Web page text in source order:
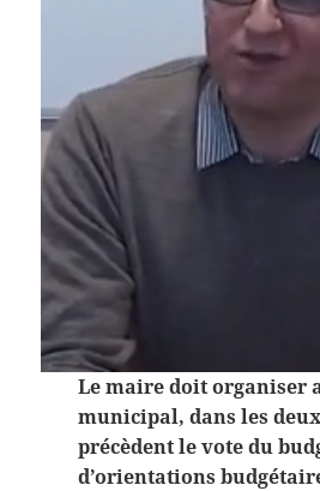
Le maire doit organiser
municipal, dans les
précèdent le vote du
d’orientations